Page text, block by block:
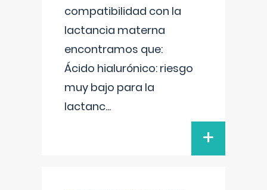
compatibilidad con la
lactancia materna
encontramos que:
Ácido hialurónico: riesgo
muy bajo para la
lactanc...
+